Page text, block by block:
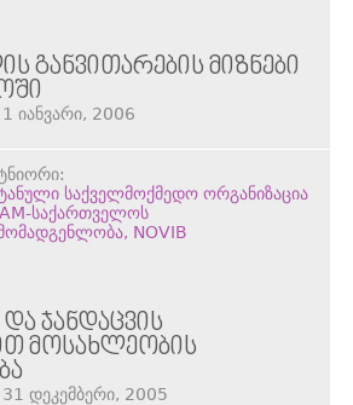
ᲒᲐᲜᲕᲘᲗᲐᲠᲔᲑᲘᲡ ᲛᲘᲖᲜᲔᲑᲘ
იანვარი, 2006
საქველმოქმედო ორგანიზაცია
საქართველოს
NOVIB
ᲯᲐᲜᲓᲐᲪᲕᲘᲡ
ᲛᲝᲡᲐᲮᲚᲔᲝᲑᲘᲡ
დეკემბერი, 2005